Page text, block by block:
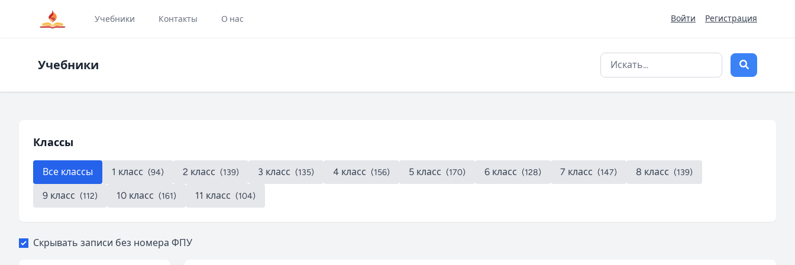
Учебники Контакты О нас Войти Регистрация
Учебники
Классы
Все классы 1 класс (94) 2 класс (139) 3 класс (135) 4 класс (156) 5 класс (170) 6 класс (128) 7 класс (147) 8 класс (139)
9 класс (112) 10 класс (161) 11 класс (104)
Скрывать записи без номера ФПУ